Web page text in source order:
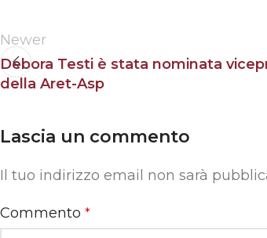
Newer
Debora Testi è stata nominata
della Aret-Asp
Lascia un commento
Il tuo indirizzo email non sarà
Commento *